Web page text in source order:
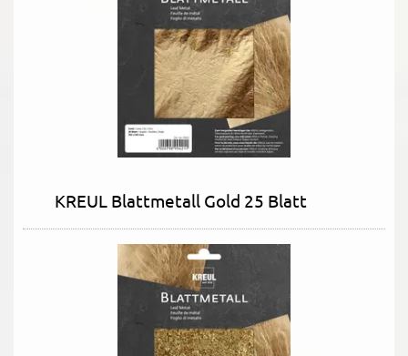
KREUL Blattmetall Gold 25 Blatt